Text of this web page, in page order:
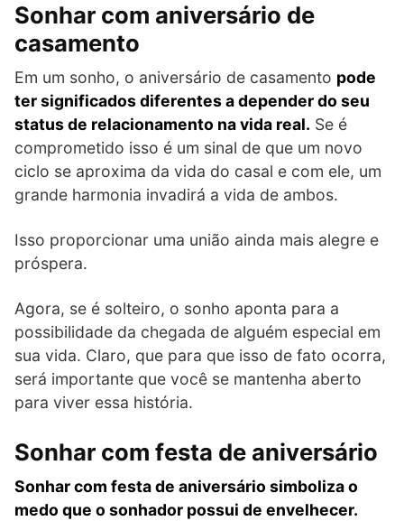
Sonhar com aniversário de
casamento
Em um sonho, o aniversário de casamento pode
ter significados diferentes a depender do seu
status de relacionamento na vida real. Se é
comprometido isso é um sinal de que um novo
ciclo se aproxima da vida do casal e com ele, um
grande harmonia invadirá a vida de ambos.
Isso proporcionar uma união ainda mais alegre e
próspera.
Agora, se é solteiro, o sonho aponta para a
possibilidade da chegada de alguém especial em
sua vida. Claro, que para que isso de fato ocorra,
será importante que você se mantenha aberto
para viver essa história.
Sonhar com festa de aniversário
Sonhar com festa de aniversário simboliza o
medo que o sonhador possui de envelhecer.